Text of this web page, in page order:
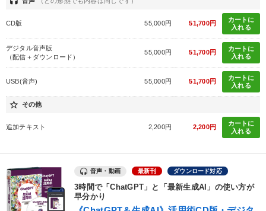
CD版 55,000円 51,700円
カートに
入れる
デジタル音声版
（配信＋ダウンロード）
55,000円 51,700円
カートに
入れる
USB(音声) 55,000円 51,700円
カートに
入れる
star_border その他
追加テキスト 2,200円 2,200円
カートに
入れる
音声・動画 最新刊 ダウンロード対応
3時間で「ChatGPT」と「最新生成AI」の使い方が
早分かり